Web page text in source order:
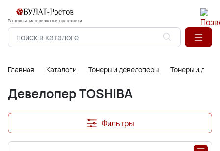
Расходные материалы для оргтехники
Главная Каталоги Тонеры и девелоперы Тонеры и
Девелопер TOSHIBA
Фильтры